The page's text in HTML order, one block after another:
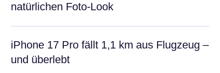
natürlichen Foto-Look
iPhone 17 Pro fällt 1,1 km aus Flugzeug –
und überlebt